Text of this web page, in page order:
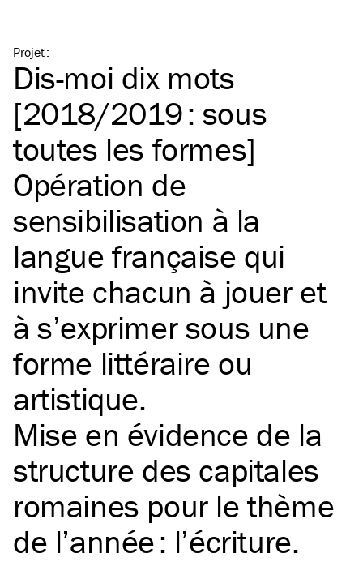
Projet:
Dis-moi dix mots
[2018/2019 : sous
toutes les formes]
Opération de
sensibilisation à la
langue française qui
invite chacun à jouer et
à s’exprimer sous une
forme littéraire ou
artistique.
Mise en évidence de la
structure des capitales
romaines pour le thème
de l’année : l’écriture.